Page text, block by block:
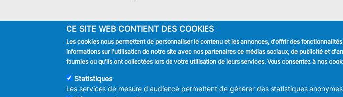
JE SUIS
Habitant
Journaliste
LIENS UTILES
Formulaires
Stationnement
CE SITE WEB CONTIENT DES COOKIES
Les cookies nous permettent de personnaliser le contenu et les annonces, d'offrir des
informations sur l'utilisation de notre site avec nos partenaires de médias sociaux, de publicité et
fournies ou qu'ils ont collectées lors de votre utilisation de leurs services. Vous consentez à nos
Statistiques
Les services de mesure d'audience permettent de générer des statistiques